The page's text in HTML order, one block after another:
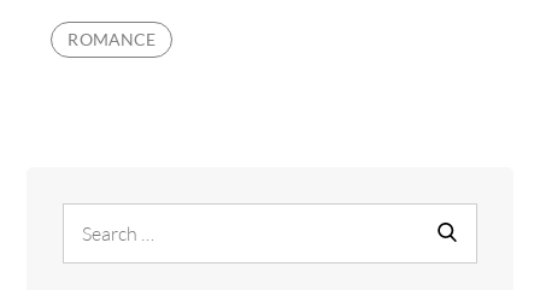
D’ARRÊTER
AVEC
PARTENAIRE
ROMANCE
for: